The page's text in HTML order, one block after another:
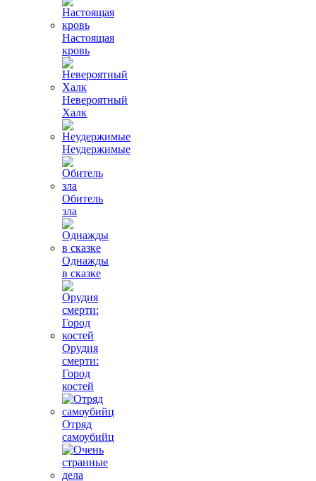
Настоящая
кровь
Невероятный
Халк
Неудержимые
Обитель
зла
Однажды
в сказке
Орудия
смерти:
Город
костей
Отряд
самоубийц